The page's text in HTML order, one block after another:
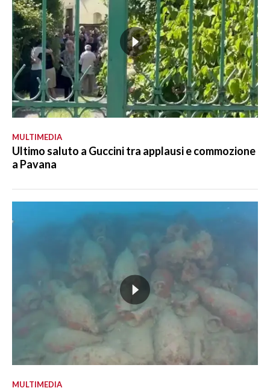
MULTIMEDIA
Ultimo saluto a Guccini tra applausi e commozione
a Pavana
MULTIMEDIA